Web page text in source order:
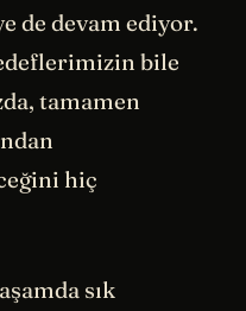
de devam ediyor.
bile
tamamen
hiç
sık